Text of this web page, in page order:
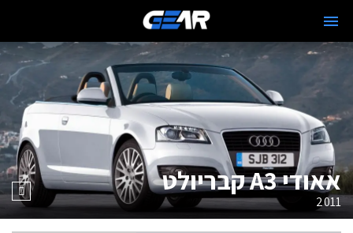
אאודי A3 קבריולט
2011